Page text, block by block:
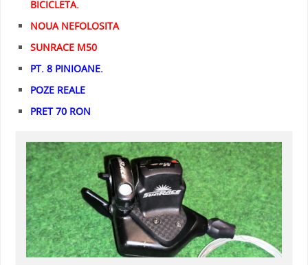
BICICLETA.
NOUA NEFOLOSITA
SUNRACE M50
PT. 8 PINIOANE.
POZE REALE
PRET 70 RON